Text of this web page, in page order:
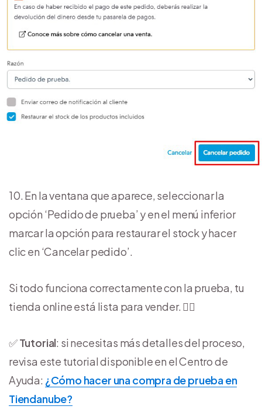
10. En la ventana que aparece, seleccionar la
opción ‘Pedido de prueba’ y en el menú inferior
marcar la opción para restaurar el stock y hacer
clic en ‘Cancelar pedido’.
Si todo funciona correctamente con la prueba, tu
tienda online está lista para vender. 👍🏽
✅Tutorial: si necesitas más detalles del proceso,
revisa este tutorial disponible en el Centro de
Ayuda: ¿Cómo hacer una compra de prueba en
Tiendanube?